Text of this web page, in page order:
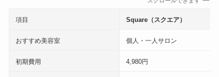
項目 Square（スクエア）
おすすめ美容室 個人・一人サロン
初期費用 4,980円